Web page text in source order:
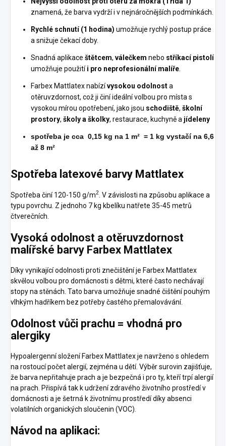
znamená, že barva vydrží i v nejnáročnějších podmínkách.
Rychlé schnutí (1 hodina) umožňuje rychlý postup práce
a snižuje čekací doby.
Snadná aplikace štětcem, válečkem nebo stříkací pistolí
umožňuje použitíi pro neprofesionální malíře.
Farbex Mattlatex nabízívysokou odolnosta
otěruvzdornost, což ji činí ideální volbou pro místa s
vysokou mírou opotřebení, jako jsou schodiště, školní
prostory, školy a školky, restaurace, kuchyně a jídeleny
spotřeba je cca 0,15 kg na 1 m² = 1 kg vystačí na 6,6
až 8 m²
Spotřeba latexové barvy Mattlatex
Spotřeba činí 120-150 g/m2 . V závislosti na způsobu aplikace a
typu povrchu. Z jednoho 7 kg kbelíku natřete 35-45 metrů
čtverečních.
Vysoká odolnost a otěruvzdornost
malířské barvy Farbex Mattlatex
Díky vynikající odolnosti proti znečištění je Farbex Mattlatex
skvělou volbou pro domácnosti s dětmi, které často nechávají
stopy na stěnách. Tato barva umožňuje snadné čištění pouhým
vlhkým hadříkem bez potřeby častého přemalovávání.
Odolnost vůči prachu = vhodná pro
alergiky
Hypoalergenní složení Farbex Mattlatex je navrženo s ohledem
na rostoucí počet alergií, zejména u dětí. Výběr surovin zajišťuje,
že barva nepřitahuje prach a je bezpečná i pro ty, kteří trpí alergií
na prach. Přispívá tak k udržení zdravého životního prostředí v
domácnosti a je šetrná k životnímu prostředí díky absenci
volatilních organických sloučenin (VOC).
Návod na aplikaci: